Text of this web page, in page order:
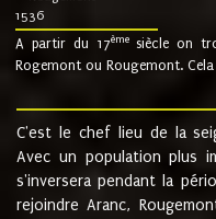
1536
A partir du 17ème siècle on
Rogemont ou Rougemont.
C'est le chef lieu de la
Avec un population plus
s'inversera pendant la
rejoindre Aranc,